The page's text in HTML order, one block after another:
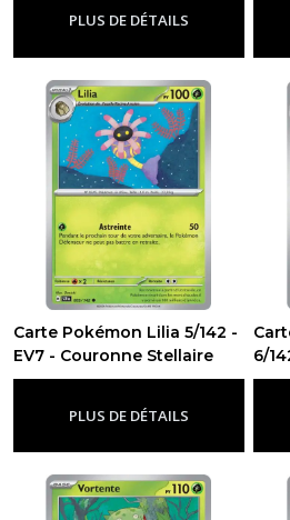
PLUS DE DÉTAILS
Carte Pokémon Lilia 5/142 -
EV7 - Couronne Stellaire
-Ev7 - Couronne Stellaire
PLUS DE DÉTAILS
6/
(67)
EV10
-
Rivalités
Destinées
(139)
EV9
Aventures
Ensemble
EV8.5
Evolutions